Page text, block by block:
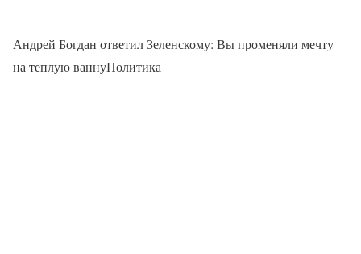
Андрей Богдан ответил Зеленскому: Вы променяли мечту
на теплую ваннуПолитика